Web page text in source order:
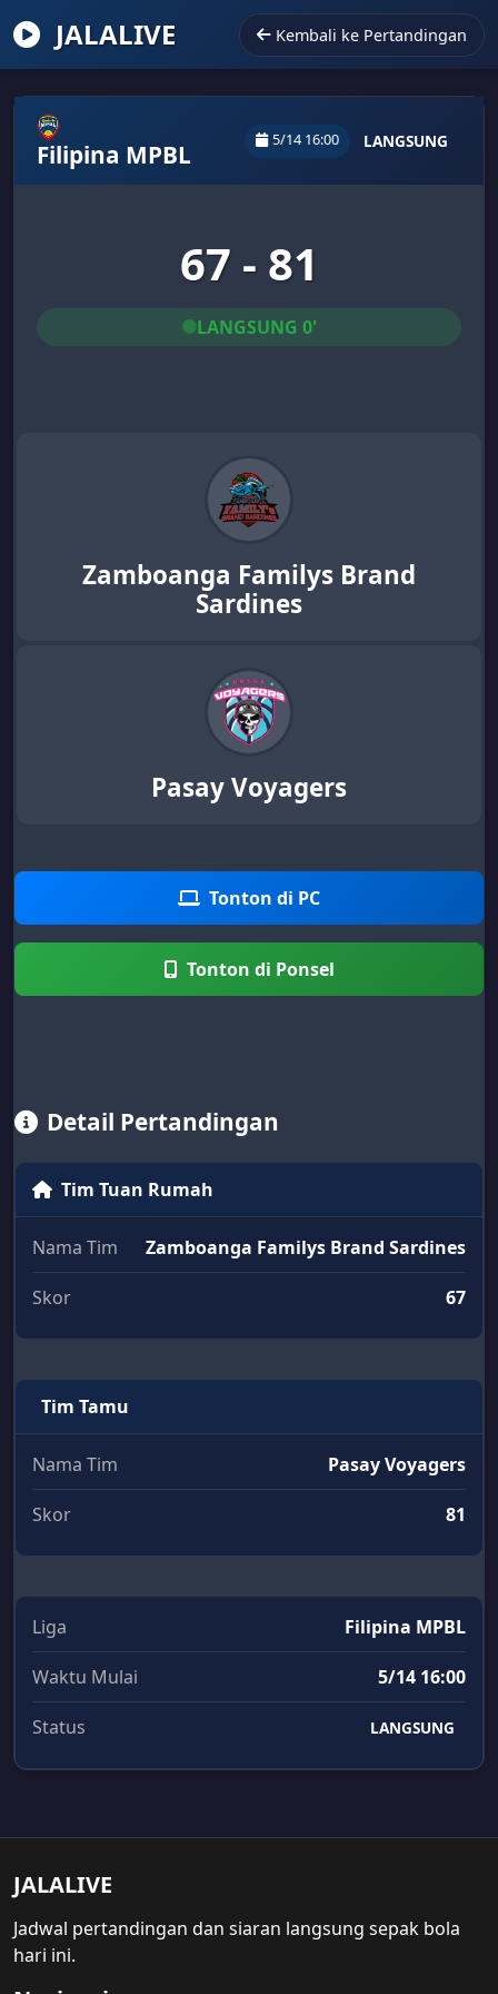
JALALIVE Kembali ke Pertandingan
Filipina MPBL
5/14 16:00 LANGSUNG
Zamboanga Familys Brand
Sardines
67 - 81
LANGSUNG 0'
Pasay Voyagers
Tonton di PC
Tonton di Ponsel
Detail Pertandingan
Tim Tuan Rumah
Nama Tim Zamboanga Familys Brand Sardines
Skor 67
Tim Tamu
Nama Tim Pasay Voyagers
Skor 81
Liga Filipina MPBL
Waktu Mulai 5/14 16:00
Status LANGSUNG
JALALIVE
Jadwal pertandingan dan siaran langsung sepak bola
hari ini.